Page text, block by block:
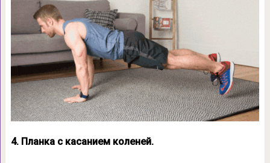
4. Планка с касанием коленей.